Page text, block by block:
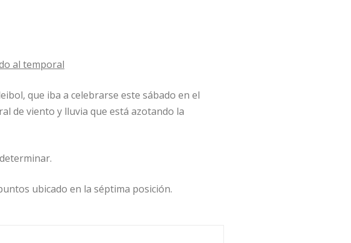
al temporal
que iba a celebrarse este sábado en el
de viento y lluvia que está azotando la
ubicado en la séptima posición.